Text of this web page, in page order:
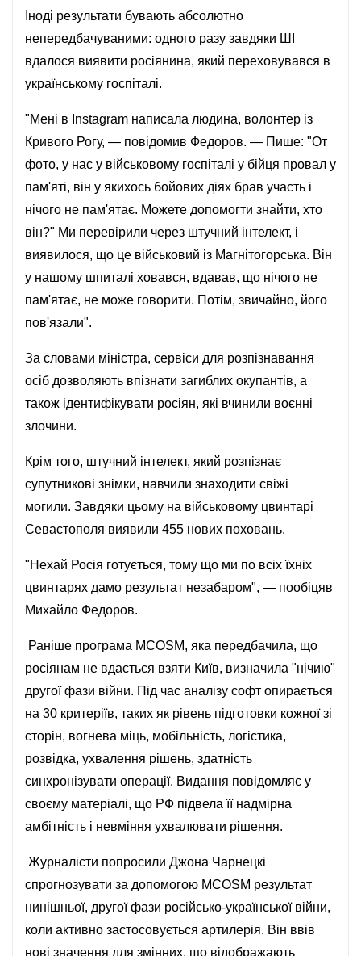
Іноді результати бувають абсолютно
непередбачуваними: одного разу завдяки ШІ
вдалося виявити росіянина, який переховувався в
українському госпіталі.
"Мені в Instagram написала людина, волонтер із
Кривого Рогу, — повідомив Федоров. — Пише: "От
фото, у нас у військовому госпіталі у бійця провал у
пам'яті, він у якихось бойових діях брав участь і
нічого не пам'ятає. Можете допомогти знайти, хто
він?" Ми перевірили через штучний інтелект, і
виявилося, що це військовий із Магнітогорська. Він
у нашому шпиталі ховався, вдавав, що нічого не
пам'ятає, не може говорити. Потім, звичайно, його
пов'язали".
За словами міністра, сервіси для розпізнавання
осіб дозволяють впізнати загиблих окупантів, а
також ідентифікувати росіян, які вчинили воєнні
злочини.
Крім того, штучний інтелект, який розпізнає
супутникові знімки, навчили знаходити свіжі
могили. Завдяки цьому на військовому цвинтарі
Севастополя виявили 455 нових поховань.
"Нехай Росія готується, тому що ми по всіх їхніх
цвинтарях дамо результат незабаром", — пообіцяв
Михайло Федоров.
Раніше програма MCOSM, яка передбачила, що
росіянам не вдасться взяти Київ, визначила "нічию"
другої фази війни. Під час аналізу софт опирається
на 30 критеріїв, таких як рівень підготовки кожної зі
сторін, вогнева міць, мобільність, логістика,
розвідка, ухвалення рішень, здатність
синхронізувати операції. Видання повідомляє у
своєму матеріалі, що РФ підвела її надмірна
амбітність і невміння ухвалювати рішення.
Журналісти попросили Джона Чарнецкі
спрогнозувати за допомогою MCOSM результат
нинішньої, другої фази російсько-української війни,
коли активно застосовується артилерія. Він ввів
нові значення для змінних, що відображають